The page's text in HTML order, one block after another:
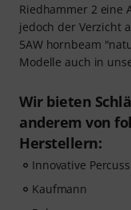
Riedhammer 2 eine
jedoch der Verzicht
5AW hornbeam
Modelle auch in
Wir bieten
anderem von
Herstellern:
Innovative
Kaufmann